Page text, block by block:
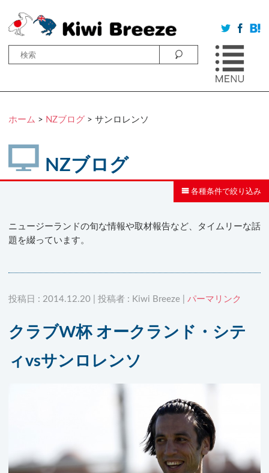
ホーム > NZブログ > サンロレンソ
NZブログ
各種条件で絞り込み
ニュージーランドの旬な情報や取材報告など、タイムリーな話
題を綴っています。
投稿日 : 2014.12.20 | 投稿者 : Kiwi Breeze | パーマリンク
クラブW杯 オークランド・シテ
ィvsサンロレンソ